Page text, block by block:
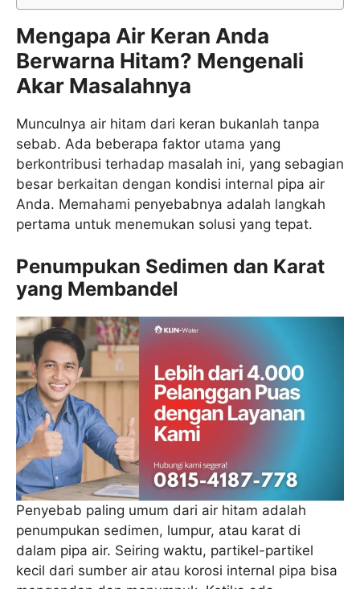
Mengapa Air Keran Anda
Berwarna Hitam? Mengenali
Akar Masalahnya
Munculnya air hitam dari keran bukanlah tanpa
sebab. Ada beberapa faktor utama yang
berkontribusi terhadap masalah ini, yang sebagian
besar berkaitan dengan kondisi internal pipa air
Anda. Memahami penyebabnya adalah langkah
pertama untuk menemukan solusi yang tepat.
Penumpukan Sedimen dan Karat
yang Membandel
Penyebab paling umum dari air hitam adalah
penumpukan sedimen, lumpur, atau karat di
dalam pipa air. Seiring waktu, partikel-partikel
kecil dari sumber air atau korosi internal pipa bisa